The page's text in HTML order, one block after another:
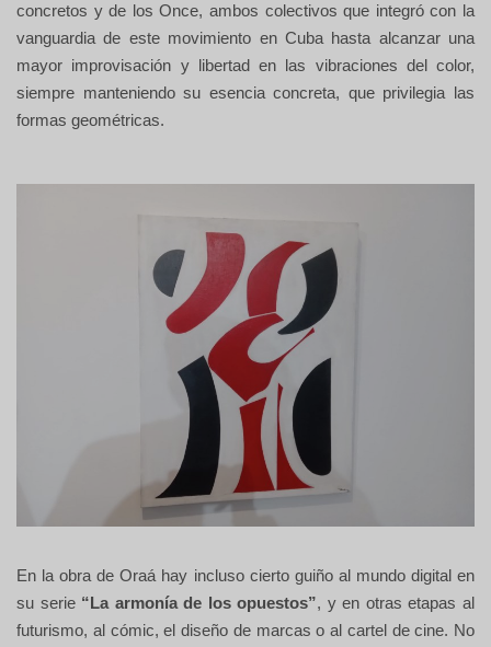
concretos y de los Once, ambos colectivos que integró con la
vanguardia de este movimiento en Cuba hasta alcanzar una
mayor improvisación y libertad en las vibraciones del color,
siempre manteniendo su esencia concreta, que privilegia las
formas geométricas.
En la obra de Oraá hay incluso cierto guiño al mundo digital en
su serie “La armonía de los opuestos”, y en otras etapas al
futurismo, al cómic, el diseño de marcas o al cartel de cine. No